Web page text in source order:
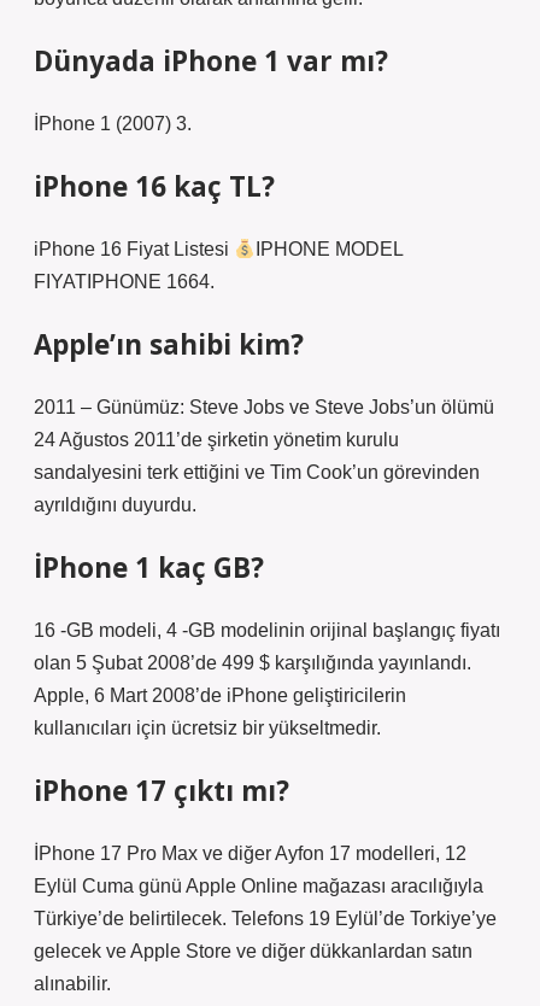
Dünyada iPhone 1 var mı?
İPhone 1 (2007) 3.
iPhone 16 kaç TL?
iPhone 16 Fiyat Listesi
IPHONE MODEL
FIYATIPHONE 1664.
Apple’ın sahibi kim?
2011 – Günümüz: Steve Jobs ve Steve Jobs’un ölümü
24 Ağustos 2011’de şirketin yönetim kurulu
sandalyesini terk ettiğini ve Tim Cook’un görevinden
ayrıldığını duyurdu.
İPhone 1 kaç GB?
16 -GB modeli, 4 -GB modelinin orijinal başlangıç ​​fiyatı
olan 5 Şubat 2008’de 499 $ karşılığında yayınlandı.
Apple, 6 Mart 2008’de iPhone geliştiricilerin
kullanıcıları için ücretsiz bir yükseltmedir.
iPhone 17 çıktı mı?
İPhone 17 Pro Max ve diğer Ayfon 17 modelleri, 12
Eylül Cuma günü Apple Online mağazası aracılığıyla
Türkiye’de belirtilecek. Telefons 19 Eylül’de Torkiye’ye
gelecek ve Apple Store ve diğer dükkanlardan satın
alınabilir.